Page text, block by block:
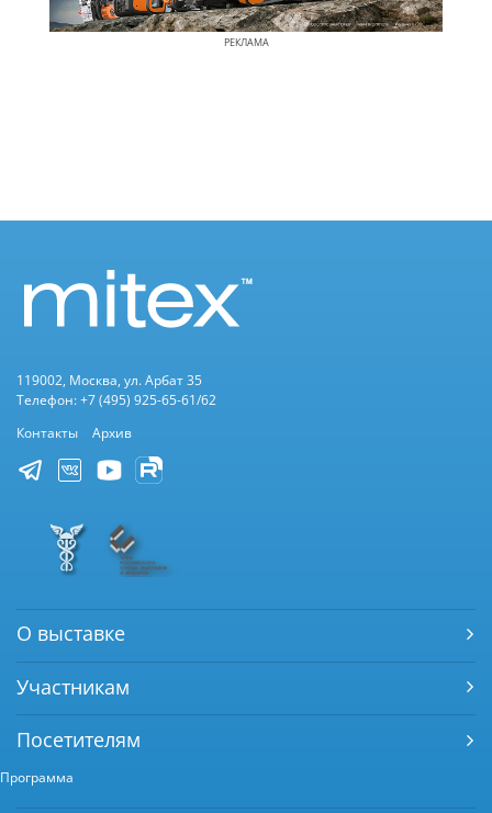
РЕКЛАМА
119002, Москва, ул. Арбат 35
Телефон: +7 (495) 925-65-61/62
Контакты
Архив
О выставке
Участникам
Посетителям
Программа